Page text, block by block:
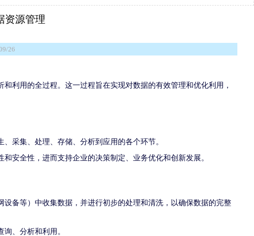
资源管理
26
利用的全过程。这一过程旨在实现对数据的有效管理和优化利用，
采集、处理、存储、分析到应用的各个环节。
安全性，进而支持企业的决策制定、业务优化和创新发展。
设备等）中收集数据，并进行初步的处理和清洗，以确保数据的完整
、分析和利用。